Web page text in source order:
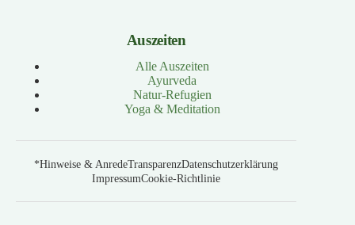
Auszeiten
Alle Auszeiten
Ayurveda
Natur-Refugien
Yoga & Meditation
*Hinweise & AnredeTransparenzDatenschutzerklärung
ImpressumCookie-Richtlinie